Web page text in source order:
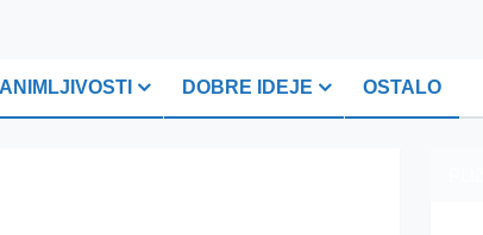
DOBRE IDEJE OSTALO